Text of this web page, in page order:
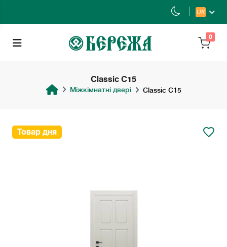
UK
0
Classic С15
Міжкімнатні двері Classic С15
Товар дня